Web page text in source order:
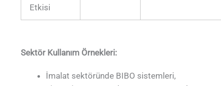
Etkisi
Sektör Kullanım Örnekleri:
İmalat sektöründe BIBO sistemleri,